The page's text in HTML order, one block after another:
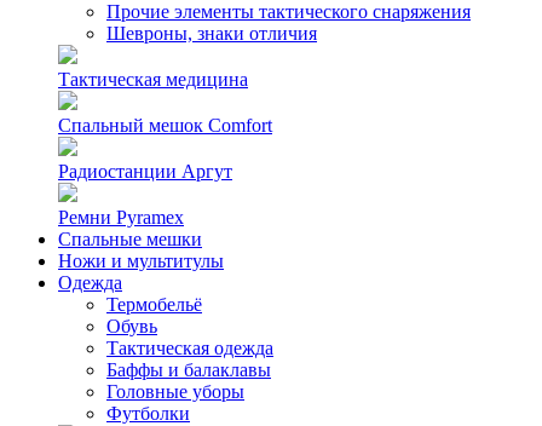
Прочие элементы тактического снаряжения
Шевроны, знаки отличия
Тактическая медицина
Спальный мешок Comfort
Радиостанции Аргут
Ремни Pyramex
Спальные мешки
Ножи и мультитулы
Одежда
Термобельё
Обувь
Тактическая одежда
Баффы и балаклавы
Головные уборы
Футболки